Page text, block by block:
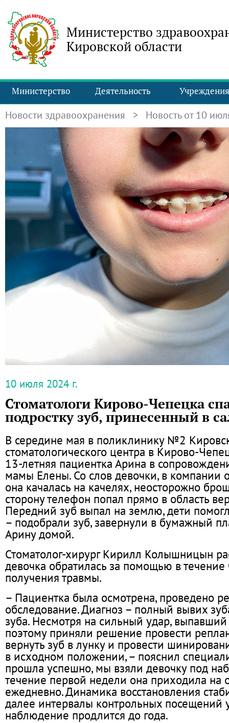
Министерство
Кировской области
Министерство Деятельность Учреждения
Новости здравоохранения > Новость от 10
10 июля 2024 г.
Стоматологи Кирово-Чепецка
подростку зуб, принесенный в
В середине мая в поликлинику №2
стоматологического центра в Кирово-
13-летняя пациентка Арина в
мамы Елены. Со слов девочки, в компании
она качалась на качелях, неосторожно
сторону телефон попал прямо в область
Передний зуб выпал на землю, дети
– подобрали зуб, завернули в бумажный
Арину домой.
Стоматолог-хирург Кирилл Колышницын
девочка обратилась за помощью в течение
получения травмы.
– Пациентка была осмотрена, проведено
обследование. Диагноз – полный вывих
зуба. Несмотря на сильный удар,
поэтому приняли решение провести
вернуть зуб в лунку и провести
в исходном положении, – пояснил
прошла успешно, мы взяли девочку под
течение первой недели она приходила на
ежедневно. Динамика восстановления
далее интервалы контрольных посещений
наблюдение продлится до года.